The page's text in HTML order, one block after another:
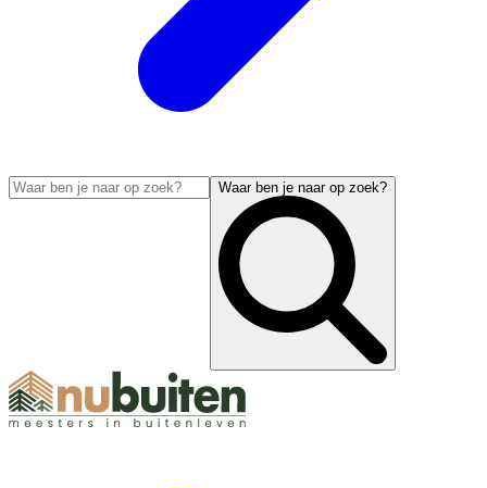
Waar ben je naar op zoek?